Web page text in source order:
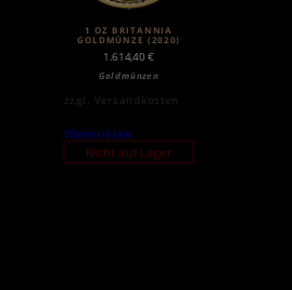
1 OZ BRITANNIA
GOLDMÜNZE (2020)
1.614,40€
Goldmünzen
zzgl. Versandkosten
Weiterlesen
Nicht auf Lager